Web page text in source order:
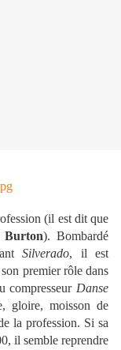
(il est dit que
Burton). Bombardé
Silverado, il est
premier rôle dans
compresseur Danse
gloire, moisson de
la profession. Si sa
il semble reprendre